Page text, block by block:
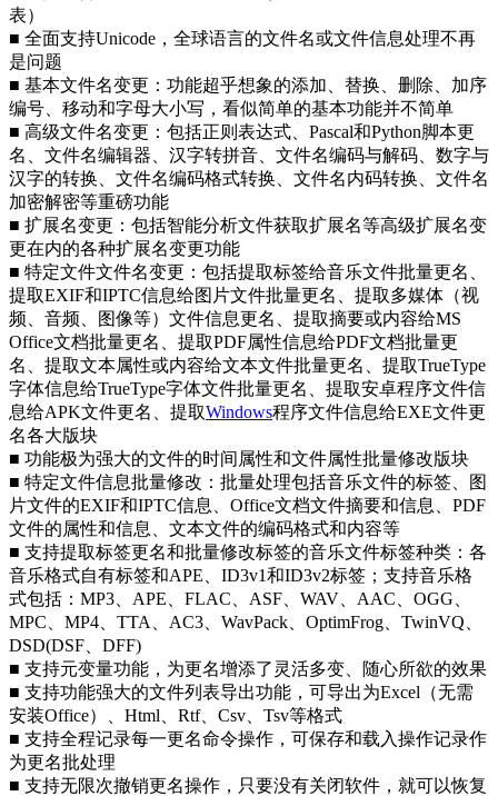
表）
■ 全面支持Unicode，全球语言的文件名或文件信息处理不再
是问题
■ 基本文件名变更：功能超乎想象的添加、替换、删除、加序
编号、移动和字母大小写，看似简单的基本功能并不简单
■ 高级文件名变更：包括正则表达式、Pascal和Python脚本更
名、文件名编辑器、汉字转拼音、文件名编码与解码、数字与
汉字的转换、文件名编码格式转换、文件名内码转换、文件名
加密解密等重磅功能
■ 扩展名变更：包括智能分析文件获取扩展名等高级扩展名变
更在内的各种扩展名变更功能
■ 特定文件文件名变更：包括提取标签给音乐文件批量更名、
提取EXIF和IPTC信息给图片文件批量更名、提取多媒体（视
频、音频、图像等）文件信息更名、提取摘要或内容给MS
Office文档批量更名、提取PDF属性信息给PDF文档批量更
名、提取文本属性或内容给文本文件批量更名、提取TrueType
字体信息给TrueType字体文件批量更名、提取安卓程序文件信
息给APK文件更名、提取Windows程序文件信息给EXE文件更
名各大版块
■ 功能极为强大的文件的时间属性和文件属性批量修改版块
■ 特定文件信息批量修改：批量处理包括音乐文件的标签、图
片文件的EXIF和IPTC信息、Office文档文件摘要和信息、PDF
文件的属性和信息、文本文件的编码格式和内容等
■ 支持提取标签更名和批量修改标签的音乐文件标签种类：各
音乐格式自有标签和APE、ID3v1和ID3v2标签；支持音乐格
式包括：MP3、APE、FLAC、ASF、WAV、AAC、OGG、
MPC、MP4、TTA、AC3、WavPack、OptimFrog、TwinVQ、
DSD(DSF、DFF)
■ 支持元变量功能，为更名增添了灵活多变、随心所欲的效果
■ 支持功能强大的文件列表导出功能，可导出为Excel（无需
安装Office）、Html、Rtf、Csv、Tsv等格式
■ 支持全程记录每一更名命令操作，可保存和载入操作记录作
为更名批处理
■ 支持无限次撤销更名操作，只要没有关闭软件，就可以恢复